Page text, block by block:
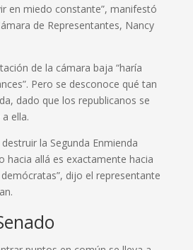
en miedo constante”, manifestó
de Representantes, Nancy
de la cámara baja “haría
Pero se desconoce qué tan
dado que los republicanos se
ella.
la Segunda Enmienda
hacia allá es exactamente hacia
dijo el representante